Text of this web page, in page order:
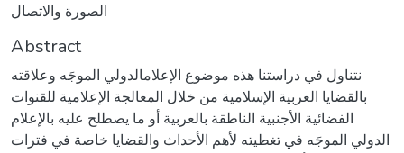
الصورة والاتصال
Abstract
نتناول في دراستنا هذه موضوع الإعلامالدولي الموجَه وعلاقته
بالقضايا العربية الإسلامية من خلال المعالجة الإعلامية للقنوات
الفضائية الأجنبية الناطقة بالعربية أو ما يصطلح عليه بالإعلام
الدولي الموجَه في تغطيته لأهم الأحداث والقضايا خاصة في فترات